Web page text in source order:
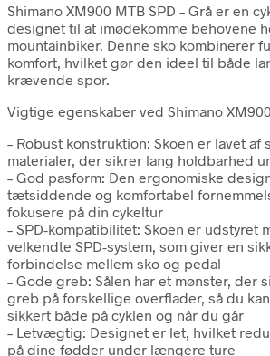
Shimano XM900 MTB SPD – Grå er en
designet til at imødekomme behovene
mountainbiker. Denne sko kombinerer
komfort, hvilket gør den ideel til både
krævende spor.
Vigtige egenskaber ved Shimano XM900
– Robust konstruktion: Skoen er lavet
materialer, der sikrer lang holdbarhed
– God pasform: Den ergonomiske
tætsiddende og komfortabel
fokusere på din cykeltur
– SPD-kompatibilitet: Skoen er udstyret
velkendte SPD-system, som giver en
forbindelse mellem sko og pedal
– Gode greb: Sålen har et mønster, der
greb på forskellige overflader, så du
sikkert både på cyklen og når du går
– Letvægtig: Designet er let, hvilket
på dine fødder under længere ture